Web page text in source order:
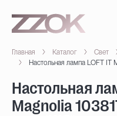
Главная Каталог Свет
Настольная лампа LOFT IT
Настольная
Magnolia